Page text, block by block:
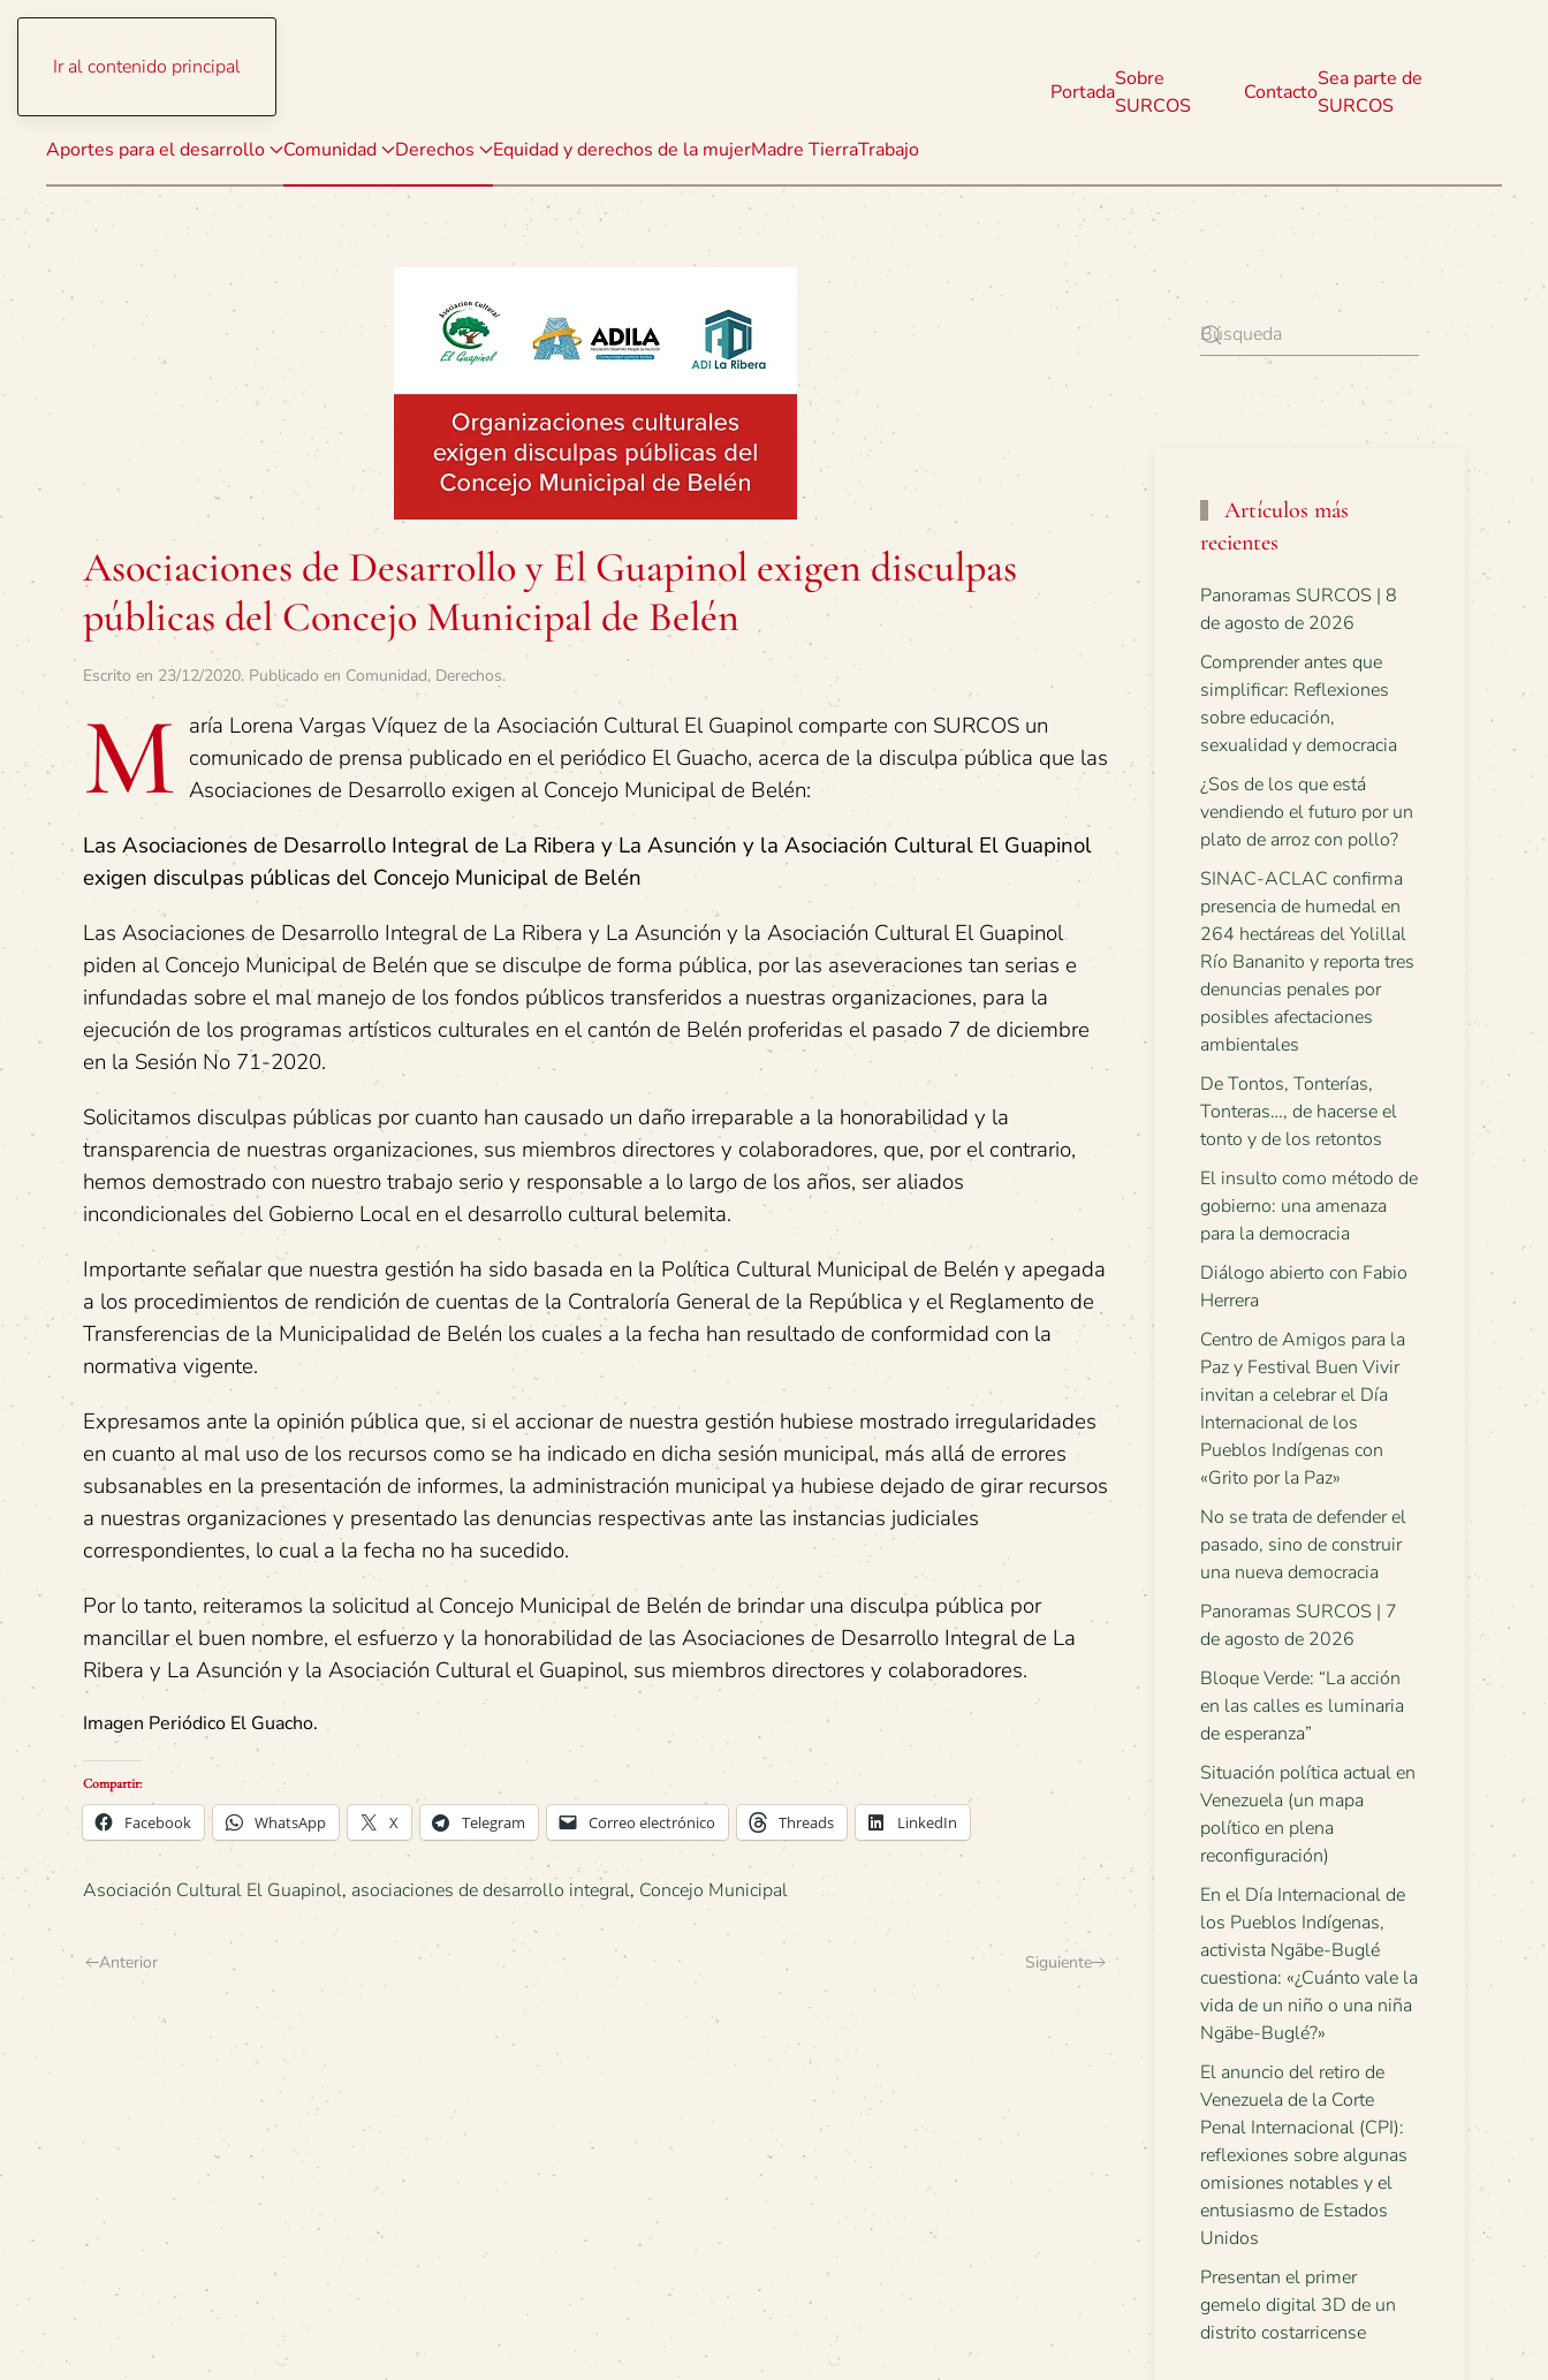
Ir al contenido principal
Aportes para el desarrollo Comunidad Derechos Equidad y derechos de la mujerMadre TierraTrabajo
Portada
Sobre
SURCOS
Contacto
Sea parte de
SURCOS
Asociaciones de Desarrollo y El Guapinol exigen disculpas
públicas del Concejo Municipal de Belén
Escrito en 23/12/2020. Publicado en Comunidad, Derechos.
M aría Lorena Vargas Víquez de la Asociación Cultural El Guapinol comparte con SURCOS un
comunicado de prensa publicado en el periódico El Guacho, acerca de la disculpa pública que las
Asociaciones de Desarrollo exigen al Concejo Municipal de Belén:
Las Asociaciones de Desarrollo Integral de La Ribera y La Asunción y la Asociación Cultural El Guapinol
exigen disculpas públicas del Concejo Municipal de Belén
Las Asociaciones de Desarrollo Integral de La Ribera y La Asunción y la Asociación Cultural El Guapinol
piden al Concejo Municipal de Belén que se disculpe de forma pública, por las aseveraciones tan serias e
infundadas sobre el mal manejo de los fondos públicos transferidos a nuestras organizaciones, para la
ejecución de los programas artísticos culturales en el cantón de Belén proferidas el pasado 7 de diciembre
en la Sesión No 71-2020.
Solicitamos disculpas públicas por cuanto han causado un daño irreparable a la honorabilidad y la
transparencia de nuestras organizaciones, sus miembros directores y colaboradores, que, por el contrario,
hemos demostrado con nuestro trabajo serio y responsable a lo largo de los años, ser aliados
incondicionales del Gobierno Local en el desarrollo cultural belemita.
Importante señalar que nuestra gestión ha sido basada en la Política Cultural Municipal de Belén y apegada
a los procedimientos de rendición de cuentas de la Contraloría General de la República y el Reglamento de
Transferencias de la Municipalidad de Belén los cuales a la fecha han resultado de conformidad con la
normativa vigente.
Expresamos ante la opinión pública que, si el accionar de nuestra gestión hubiese mostrado irregularidades
en cuanto al mal uso de los recursos como se ha indicado en dicha sesión municipal, más allá de errores
subsanables en la presentación de informes, la administración municipal ya hubiese dejado de girar recursos
a nuestras organizaciones y presentado las denuncias respectivas ante las instancias judiciales
correspondientes, lo cual a la fecha no ha sucedido.
Por lo tanto, reiteramos la solicitud al Concejo Municipal de Belén de brindar una disculpa pública por
mancillar el buen nombre, el esfuerzo y la honorabilidad de las Asociaciones de Desarrollo Integral de La
Ribera y La Asunción y la Asociación Cultural el Guapinol, sus miembros directores y colaboradores.
Imagen Periódico El Guacho.
Compartir:
Facebook WhatsApp X Telegram Correo electrónico Threads LinkedIn
Asociación Cultural El Guapinol, asociaciones de desarrollo integral, Concejo Municipal
Anterior Siguiente
Artículos más
recientes
Panoramas SURCOS | 8
de agosto de 2026
Comprender antes que
simplificar: Reflexiones
sobre educación,
sexualidad y democracia
¿Sos de los que está
vendiendo el futuro por un
plato de arroz con pollo?
SINAC-ACLAC confirma
presencia de humedal en
264 hectáreas del Yolillal
Río Bananito y reporta tres
denuncias penales por
posibles afectaciones
ambientales
De Tontos, Tonterías,
Tonteras…, de hacerse el
tonto y de los retontos
El insulto como método de
gobierno: una amenaza
para la democracia
Diálogo abierto con Fabio
Herrera
Centro de Amigos para la
Paz y Festival Buen Vivir
invitan a celebrar el Día
Internacional de los
Pueblos Indígenas con
«Grito por la Paz»
No se trata de defender el
pasado, sino de construir
una nueva democracia
Panoramas SURCOS | 7
de agosto de 2026
Bloque Verde: “La acción
en las calles es luminaria
de esperanza”
Situación política actual en
Venezuela (un mapa
político en plena
reconfiguración)
En el Día Internacional de
los Pueblos Indígenas,
activista Ngäbe-Buglé
cuestiona: «¿Cuánto vale la
vida de un niño o una niña
Ngäbe-Buglé?»
El anuncio del retiro de
Venezuela de la Corte
Penal Internacional (CPI):
reflexiones sobre algunas
omisiones notables y el
entusiasmo de Estados
Unidos
Presentan el primer
gemelo digital 3D de un
distrito costarricense